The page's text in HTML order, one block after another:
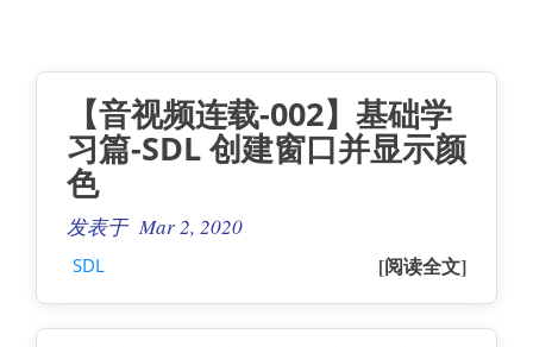
【音视频连载-002】基础学
习篇-SDL 创建窗口并显示颜
色
发表于 Mar 2, 2020
[阅读全文]
SDL